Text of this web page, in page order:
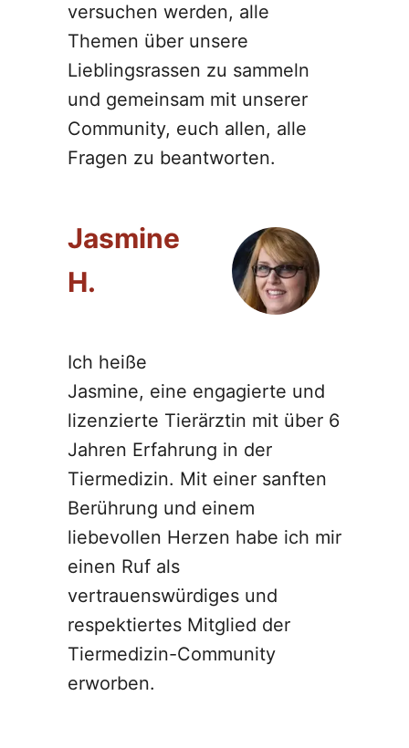
versuchen werden, alle
Themen über unsere
Lieblingsrassen zu sammeln
und gemeinsam mit unserer
Community, euch allen, alle
Fragen zu beantworten.
Jasmine
H.
Ich heiße
Jasmine, eine engagierte und
lizenzierte Tierärztin mit über 6
Jahren Erfahrung in der
Tiermedizin. Mit einer sanften
Berührung und einem
liebevollen Herzen habe ich mir
einen Ruf als
vertrauenswürdiges und
respektiertes Mitglied der
Tiermedizin-Community
erworben.